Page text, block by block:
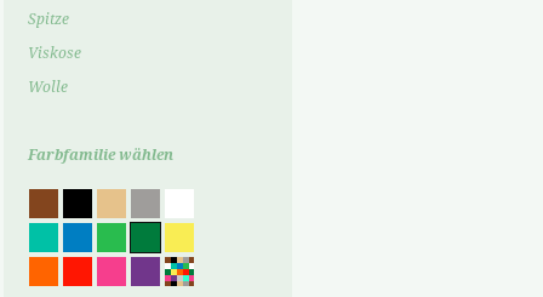
Spitze
Viskose
Wolle
Farbfamilie wählen